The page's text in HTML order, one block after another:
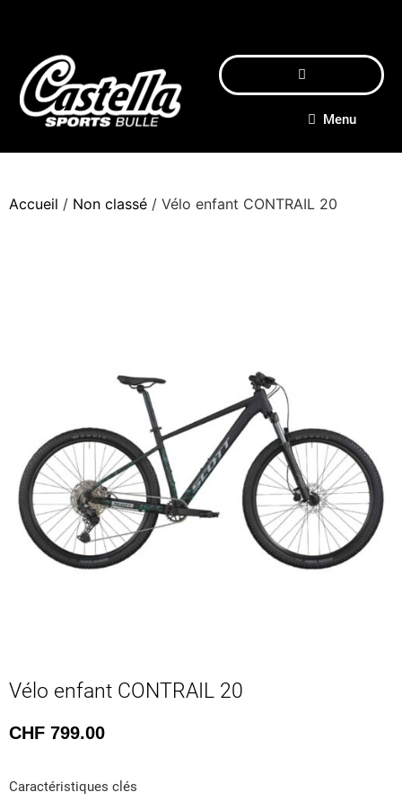
Menu
Accueil / Non classé / Vélo enfant CONTRAIL 20
Vélo enfant CONTRAIL 20
CHF 799.00
Caractéristiques clés